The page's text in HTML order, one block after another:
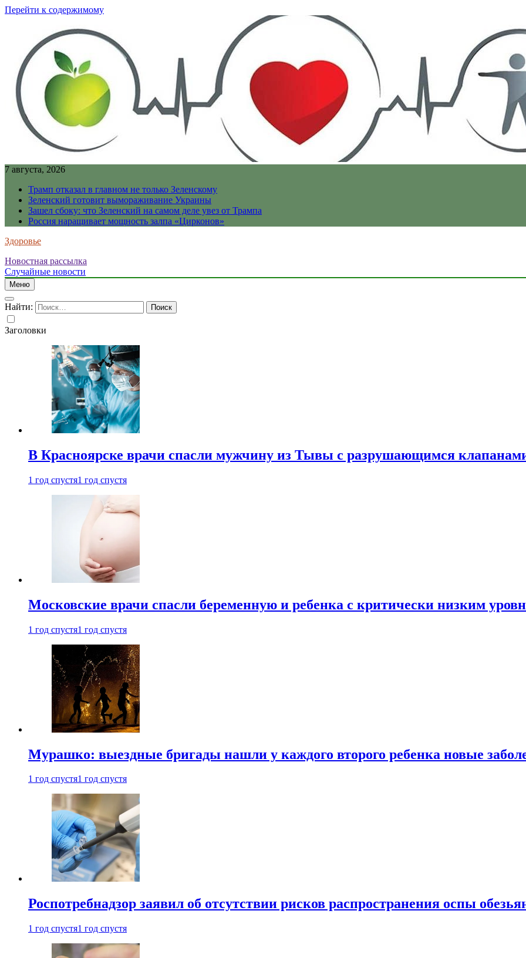
Перейти к содержимому
7 августа, 2026
Трамп отказал в главном не только Зеленскому
Зеленский готовит вымораживание Украины
Зашел сбоку: что Зеленский на самом деле увез от Трампа
Россия наращивает мощность залпа «Цирконов»
Здоровье
Новостная рассылка
Случайные новости
Меню
Найти:
Заголовки
В Красноярске врачи спасли мужчину из Тывы с разрушающимся
1 год спустя1 год спустя
Московские врачи спасли беременную и ребенка с критически низким
1 год спустя1 год спустя
Мурашко: выездные бригады нашли у каждого второго ребенка новые
1 год спустя1 год спустя
Роспотребнадзор заявил об отсутствии рисков распространения оспы
1 год спустя1 год спустя